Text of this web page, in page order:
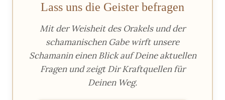
Lass uns die Geister befragen
Mit der Weisheit des Orakels und der
schamanischen Gabe wirft unsere
Schamanin einen Blick auf Deine aktuellen
Fragen und zeigt Dir Kraftquellen für
Deinen Weg.